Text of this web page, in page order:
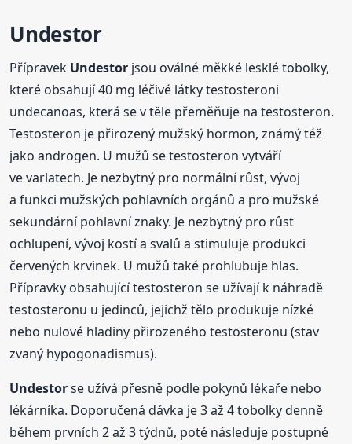
Undestor
Přípravek Undestor jsou oválné měkké lesklé tobolky,
které obsahují 40 mg léčivé látky testosteroni
undecanoas, která se v těle přeměňuje na testosteron.
Testosteron je přirozený mužský hormon, známý též
jako androgen. U mužů se testosteron vytváří
ve varlatech. Je nezbytný pro normální růst, vývoj
a funkci mužských pohlavních orgánů a pro mužské
sekundární pohlavní znaky. Je nezbytný pro růst
ochlupení, vývoj kostí a svalů a stimuluje produkci
červených krvinek. U mužů také prohlubuje hlas.
Přípravky obsahující testosteron se užívají k náhradě
testosteronu u jedinců, jejichž tělo produkuje nízké
nebo nulové hladiny přirozeného testosteronu (stav
zvaný hypogonadismus).
Undestorse užívá přesně podle pokynů lékaře nebo
lékárníka. Doporučená dávka je 3 až 4 tobolky denně
během prvních 2 až 3 týdnů, poté následuje postupné